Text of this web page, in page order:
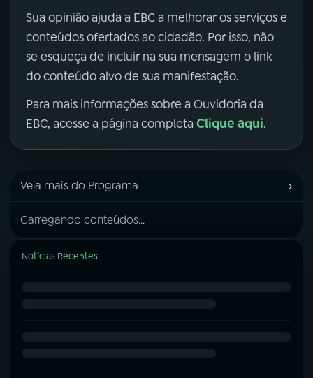
Sua opinião ajuda a EBC a melhorar os serviços e
conteúdos ofertados ao cidadão. Por isso, não
se esqueça de incluir na sua mensagem o link
do conteúdo alvo de sua manifestação.
Para mais informações sobre a Ouvidoria da
EBC, acesse a página completa Clique aqui.
Veja mais do Programa ›
Carregando conteúdos...
Notícias Recentes